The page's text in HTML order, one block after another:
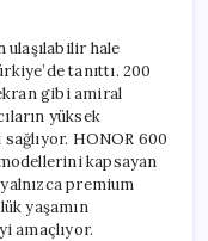
Yapay
Zeka
Herkesin
Erişimine
Açık
için
ulaşılabilir hale
tanıttı. 200
gibi amiral
yüksek
HONOR 600
kapsayan
premium
yaşamın
amaçlıyor.